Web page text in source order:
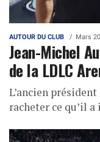
AUTOUR DU CLUB Mars
Jean-Michel
de la LDLC
L’ancien
racheter ce qu’il